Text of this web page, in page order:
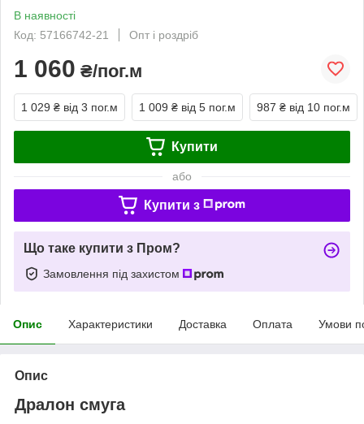
В наявності
Код: 57166742-21
Опт і роздріб
1 060 ₴/пог.м
1 029 ₴ від 3 пог.м 1 009 ₴ від 5 пог.м 987 ₴ від 10 пог.м
Купити
або
Купити з
Що таке купити з Пром?
Замовлення під захистом
Опис Характеристики Доставка Оплата Умови
Опис
Дралон смуга